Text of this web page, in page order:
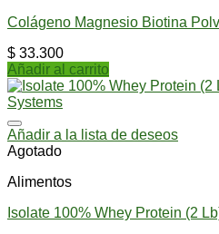
Colágeno Magnesio Biotina
$ 33.300
Añadir al carrito
Añadir a la lista de deseos
Agotado
Alimentos
Isolate 100% Whey Protein (2